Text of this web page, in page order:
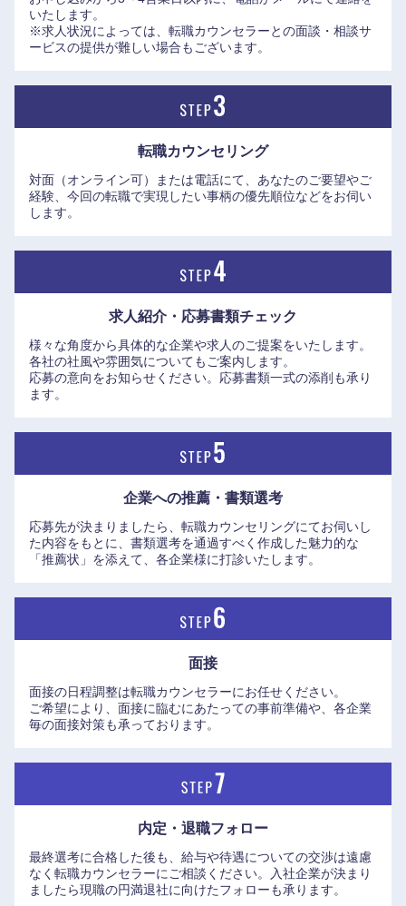
いたします。
※求人状況によっては、転職カウンセラーとの面談・相談サ
ービスの提供が難しい場合もございます。
転職カウンセリング
対面（オンライン可）または電話にて、あなたのご要望やご
経験、今回の転職で実現したい事柄の優先順位などをお伺い
します。
求人紹介・応募書類チェック
様々な角度から具体的な企業や求人のご提案をいたします。
各社の社風や雰囲気についてもご案内します。
応募の意向をお知らせください。応募書類一式の添削も承り
ます。
企業への推薦・書類選考
応募先が決まりましたら、転職カウンセリングにてお伺いし
た内容をもとに、書類選考を通過すべく作成した魅力的な
「推薦状」を添えて、各企業様に打診いたします。
面接
面接の日程調整は転職カウンセラーにお任せください。
ご希望により、面接に臨むにあたっての事前準備や、各企業
毎の面接対策も承っております。
内定・退職フォロー
最終選考に合格した後も、給与や待遇についての交渉は遠慮
なく転職カウンセラーにご相談ください。入社企業が決まり
ましたら現職の円満退社に向けたフォローも承ります。
長崎県 熊本県